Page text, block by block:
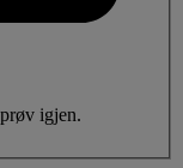
igjen.